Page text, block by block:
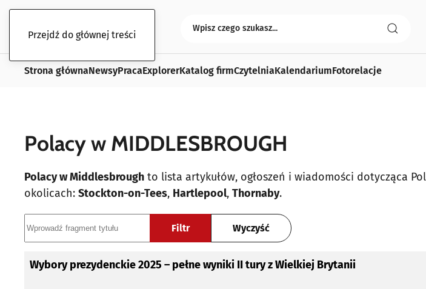
Przejdź do głównej treści
Strona głównaNewsyPracaExplorerKatalog firmCzytelniaKalendariumFotorelacje
Polacy w MIDDLESBROUGH
Polacy w Middlesbrough to lista artykułów, ogłoszeń i wiadomości dotycząca
okolicach: Stockton-on-Tees, Hartlepool, Thornaby.
Filtr Wyczyść
Tytuł Data publikacji
Wybory prezydenckie 2025 – pełne wyniki II tury z Wielkiej Brytanii